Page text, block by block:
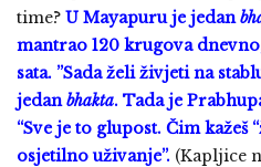
time? U Mayapuru je jedan
mantrao 120 krugova
sata. ”Sada želi živjeti na
jedanbhakta. Tada je
“Sve je to glupost. Čim kažeš
osjetilno uživanje”. (Kapljice